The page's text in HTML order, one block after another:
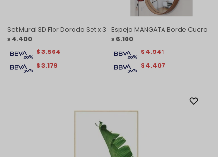
Set Mural 3D Flor Dorada Set x 3
$ 4.400
$3.179
$3.564
Espejo MANGATA Borde Cuero
$ 6.100
$ 4.407
$ 4.941